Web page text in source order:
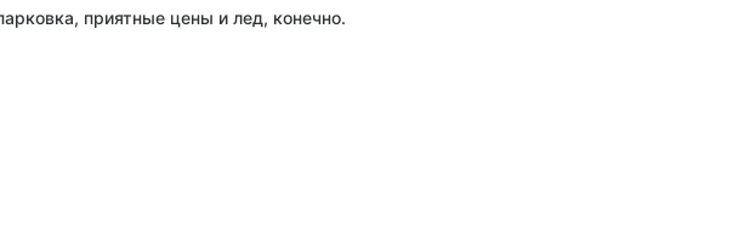
приятные цены и лед, конечно.